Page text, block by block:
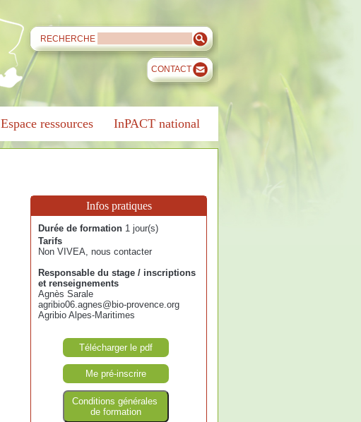
RECHERCHE
CONTACT
Espace ressources InPACT national
Infos pratiques
Durée de formation 1 jour(s)
Tarifs
Non VIVEA, nous contacter
Responsable du stage / inscriptions
et renseignements
Agnès Sarale
agribio06.agnes@bio-provence.org
Agribio Alpes-Maritimes
Télécharger le pdf
Me pré-inscrire
Conditions générales
de formation